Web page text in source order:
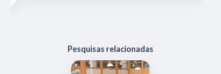
Pesquisas relacionadas